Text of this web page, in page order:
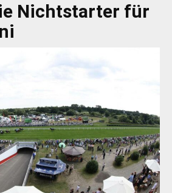
Nichtstarter für